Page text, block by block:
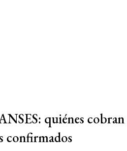
quiénes cobran
confirmados